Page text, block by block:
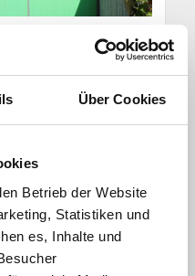
Über Cookies
Betrieb der Website
Statistiken und
es, Inhalte und